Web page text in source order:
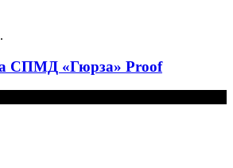
СПМД «Гюрза» Proof